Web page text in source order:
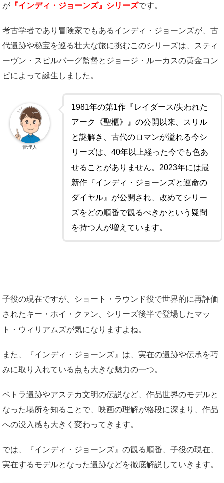
が 『インディ・ジョーンズ』シリーズです。
考古学者であり冒険家でもあるインディ・ジョーンズが、古
代遺跡や秘宝を巡る壮大な旅に挑むこのシリーズは、スティ
ーヴン・スピルバーグ監督とジョージ・ルーカスの黄金コン
ビによって誕生しました。
1981年の第1作『レイダース/失われた
アーク《聖櫃》』の公開以来、スリル
と謎解き、古代のロマンが溢れる今シ
リーズは、40年以上経った今でも色あ
せることがありません。2023年には最
新作『インディ・ジョーンズと運命の
ダイヤル』が公開され、改めてシリー
ズをどの順番で観るべきかという疑問
を持つ人が増えています。
管理人
子役の現在ですが、ショート・ラウンド役で世界的に再評価
されたキー・ホイ・クァン、シリーズ後半で登場したマッ
ト・ウィリアムズが気になりますよね。
また、『インディ・ジョーンズ』は、実在の遺跡や伝承を巧
みに取り入れている点も大きな魅力の一つ。
ペトラ遺跡やアステカ文明の伝説など、作品世界のモデルと
なった場所を知ることで、映画の理解が格段に深まり、作品
への没入感も大きく変わってきます。
では、『インディ・ジョーンズ』の観る順番、子役の現在、
実在するモデルとなった遺跡などを徹底解説していきます。